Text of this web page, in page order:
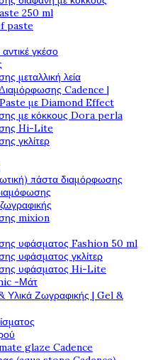
250 ml
paste
γκέσο
μεταλλική λεία
Cadence |
με Diamond Effect
με κόκκους Dora perla
Hi-Lite
γκλίτερ
πάστα διαμόρφωσης
mixion
υφάσματος Fashion 50 ml
υφάσματος γκλίτερ
υφάσματος Hi-Lite
-Μάτ
Υλικά Ζωγραφικής | Gel &
glaze Cadence